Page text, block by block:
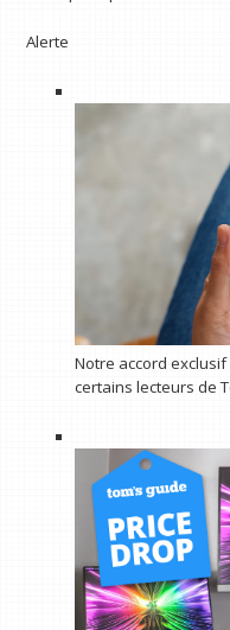
Alerte
Notre accord
certains lecteurs de